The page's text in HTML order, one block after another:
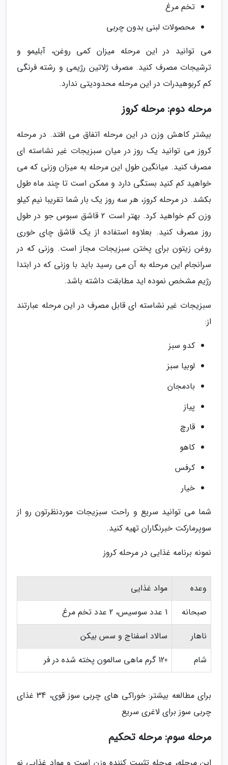
تخم مرغ
محصولات لبنی بدون چربی
می توانید در این مرحله میزان کمی روغن، آبلیمو و
ترشیجات مصرف کنید. مصرف ژلاتین رژیمی و رشته فرنگی
کم کربوهیدرات در این مرحله محدودیتی ندارد.
مرحله دوم: مرحله کروز
بیشتر کاهش وزن در این مرحله اتفاق می افتد. در مرحله
کروز می توانید یک روز در میان سبزیجات غیر نشاسته ای
مصرف کنید. میانگین طول این مرحله به میزان وزنی که می
خواهید کم کنید بستگی دارد و ممکن است تا چند ماه طول
بکشد. در مرحله کروز، هر سه روز یک بار شما تقریبا نیم کیلو
وزن کم خواهید کرد. بهتر است 2 قاشق سبوس جو در طول
روز مصرف کنید. بعلاوه استفاده از یک قاشق چای خوری
روغن زیتون برای پختن سبزیجات مجاز است. وزنی که در
سرانجام این مرحله به آن می رسید باید با وزنی که در ابتدا
رژیم مشخص نموده اید مطابقت داشته باشد.
سبزیجات غیر نشاسته ای قابل مصرف در این مرحله عبارتند
از:
کدو سبز
لوبیا سبز
بادمجان
پیاز
قارچ
کاهو
کرفس
خیار
شما می توانید سریع و راحت سبزیجات موردنظرتون رو از
سوپرمارکت خبرنگاران تهیه کنید.
نمونه برنامه غذایی در مرحله کروز
وعده
مواد غذایی
صبحانه
1 عدد سوسیس، 2 عدد تخم مرغ
ناهار
سالاد اسفناج و سس بیکن
شام
120 گرم ماهی سالمون پخته شده در فر
برای مطالعه بیشتر: خوراکی های چربی سوز قوی، 34 غذای
چربی سوز برای لاغری سریع
مرحله سوم: مرحله تحکیم